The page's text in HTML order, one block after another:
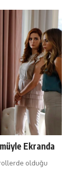
Ekranda
olduğu